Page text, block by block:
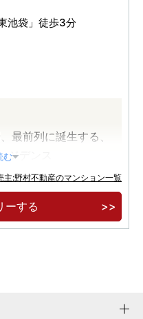
池袋」徒歩3分
最前列に誕生する、
ジデンス
有楽町線「東池袋」駅
徒歩3分
煌めき移ろう都心の
む
主:野村不動産のマンション一覧
ーする